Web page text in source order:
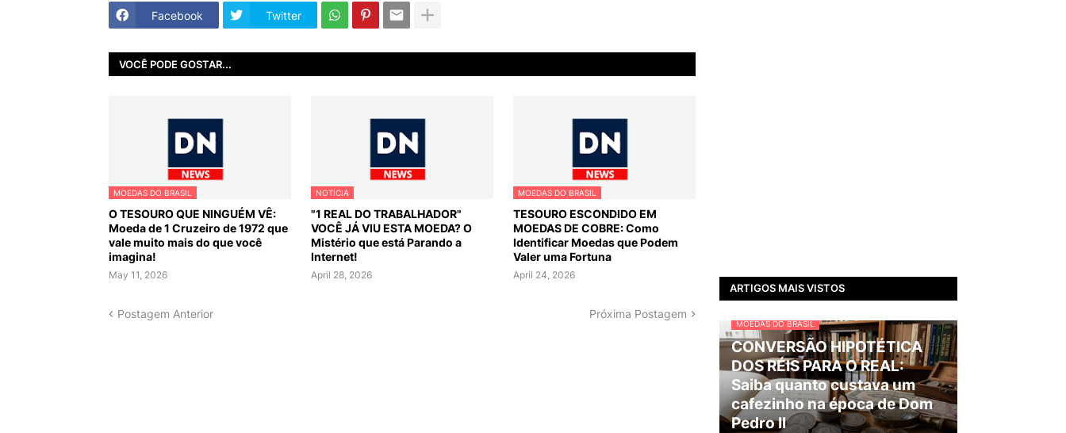
Facebook Twitter
VOCÊ PODE GOSTAR...
MOEDAS DO BRASIL
O TESOURO QUE NINGUÉM VÊ:
Moeda de 1 Cruzeiro de 1972 que
vale muito mais do que você
imagina!
May 11, 2026
NOTÍCIA
"1 REAL DO TRABALHADOR"
VOCÊ JÁ VIU ESTA MOEDA? O
Mistério que está Parando a
Internet!
April 28, 2026
MOEDAS DO BRASIL
TESOURO ESCONDIDO EM
MOEDAS DE COBRE: Como
Identificar Moedas que Podem
Valer uma Fortuna
April 24, 2026
Postagem Anterior Próxima Postagem
ARTIGOS MAIS VISTOS
MOEDAS DO BRASIL
CONVERSÃO HIPOTÉTICA
DOS RÉIS PARA O REAL:
Saiba quanto custava um
cafezinho na época de Dom
Pedro II